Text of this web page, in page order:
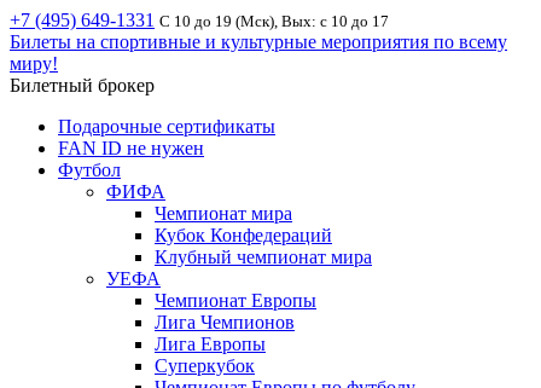
+7 (495) 649-1331 С 10 до 19 (Мск), Вых: с 10 до 17
Билеты на спортивные и культурные мероприятия по всему
миру!
Билетный брокер
Подарочные сертификаты
FAN ID не нужен
Футбол
ФИФА
Чемпионат мира
Кубок Конфедераций
Клубный чемпионат мира
УЕФА
Чемпионат Европы
Лига Чемпионов
Лига Европы
Суперкубок